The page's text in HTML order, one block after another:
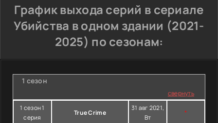
График выхода серий в сериале
Убийства в одном здании (2021-
2025) по сезонам:
1 сезон
свернуть
1 сезон 1
серия
True Crime
31 авг 2021,
Вт
*